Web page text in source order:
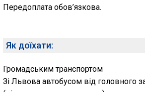
Передоплата обов’язкова.
Як доїхати:
Громадським транспортом
Зі Львова автобусом від головного